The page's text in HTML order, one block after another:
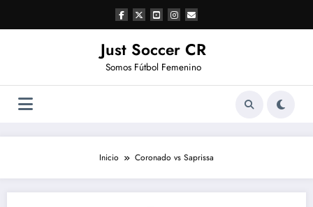
contenido
Just Soccer CR
Somos Fútbol Femenino
Inicio Coronado vs Saprissa